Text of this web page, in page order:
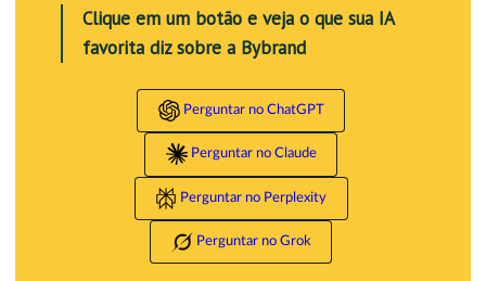
Clique em um botão e veja o que sua IA
favorita diz sobre a Bybrand
Perguntar no ChatGPT
Perguntar no Claude
Perguntar no Perplexity
Perguntar no Grok